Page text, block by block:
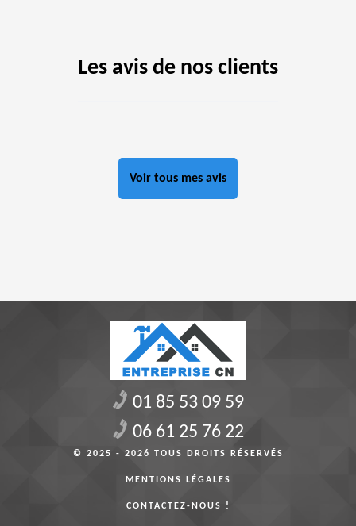
Les avis de nos clients
Voir tous mes avis
01 85 53 09 59
06 61 25 76 22
© 2025 - 2026 TOUS DROITS RÉSERVÉS
MENTIONS LÉGALES
CONTACTEZ-NOUS !